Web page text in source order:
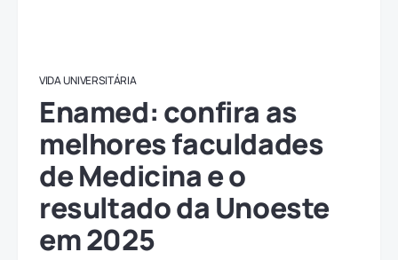
VIDA UNIVERSITÁRIA
Enamed: confira as
melhores faculdades
de Medicina e o
resultado da Unoeste
em 2025